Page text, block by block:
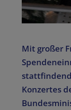
Mit großer
Konzertes